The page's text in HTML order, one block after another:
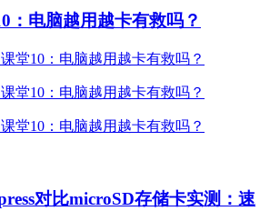
：电脑越用越卡有救吗？
对比microSD存储卡实测：速